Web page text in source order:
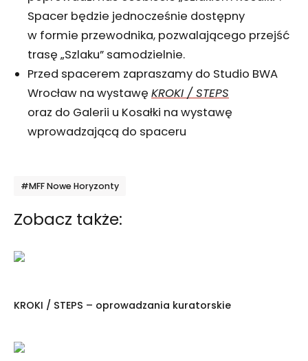
Spacer będzie jednocześnie dostępny
w formie przewodnika, pozwalającego przejść
trasę „Szlaku” samodzielnie.
Przed spacerem zapraszamy do Studio BWA
Wrocław na wystawę KROKI / STEPS
oraz do Galerii u Kosałki na wystawę
wprowadzającą do spaceru
#MFF Nowe Horyzonty
Zobacz także:
KROKI / STEPS – oprowadzania kuratorskie